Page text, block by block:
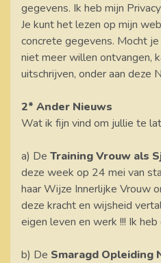
gegevens. Ik heb mijn
Je kunt het lezen op mijn
concrete gegevens. Mocht
niet meer willen ontvangen,
uitschrijven, onder aan deze
2* Ander Nieuws
Wat ik fijn vind om jullie te
a) De Training Vrouw als
deze week op 24 mei van
haar Wijze Innerlijke Vrouw
deze kracht en wijsheid
eigen leven en werk !!! Ik heb
b) De Smaragd Opleiding